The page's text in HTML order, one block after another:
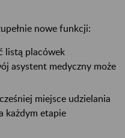
nowe funkcji:
listą placówek
asystent medyczny może
miejsce udzielania
każdym etapie